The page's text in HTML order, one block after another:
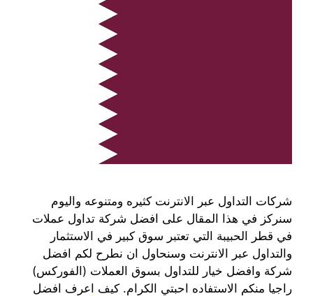
شركات التداول عبر الانترنت كثيره ومتنوعه واليوم
سنركز في هذا المقال على افضل شركة تداول عملات
في قطر الحبيبة التي تعتبر سوق كبير في الاستثمار
والتداول عبر الانترنت وسنحاول ان نطرح لكم افضل
شركة وافضل خيار للتداول بسوق العملات (الفوركس)
راجيا منكم الاستفاده احبتي الكرام. كيف اعرف افضل